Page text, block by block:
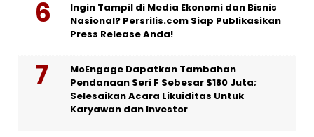
Ingin Tampil di Media Ekonomi dan Bisnis
Nasional? Persrilis.com Siap Publikasikan
Press Release Anda!
MoEngage Dapatkan Tambahan
Pendanaan Seri F Sebesar $180 Juta;
Selesaikan Acara Likuiditas Untuk
Karyawan dan Investor